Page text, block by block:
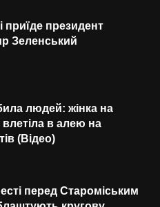
приїде президент
Зеленський
людей: жінка на
влетіла в алею на
(Відео)
перед Староміським